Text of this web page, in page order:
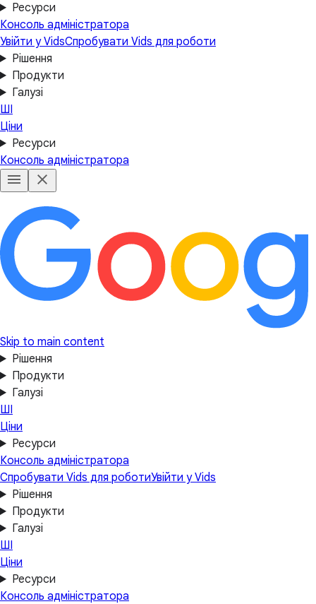
Ресурси
Консоль адміністратора
Увійти у VidsСпробувати Vids для роботи
Рішення
Продукти
Галузі
ШІ
Ціни
Ресурси
Консоль адміністратора
Skip to main content
Рішення
Продукти
Галузі
ШІ
Ціни
Ресурси
Консоль адміністратора
Спробувати Vids для роботиУвійти у Vids
Рішення
Продукти
Галузі
ШІ
Ціни
Ресурси
Консоль адміністратора